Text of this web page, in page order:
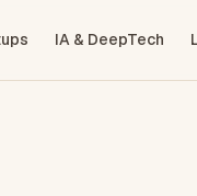
IA & DeepTech